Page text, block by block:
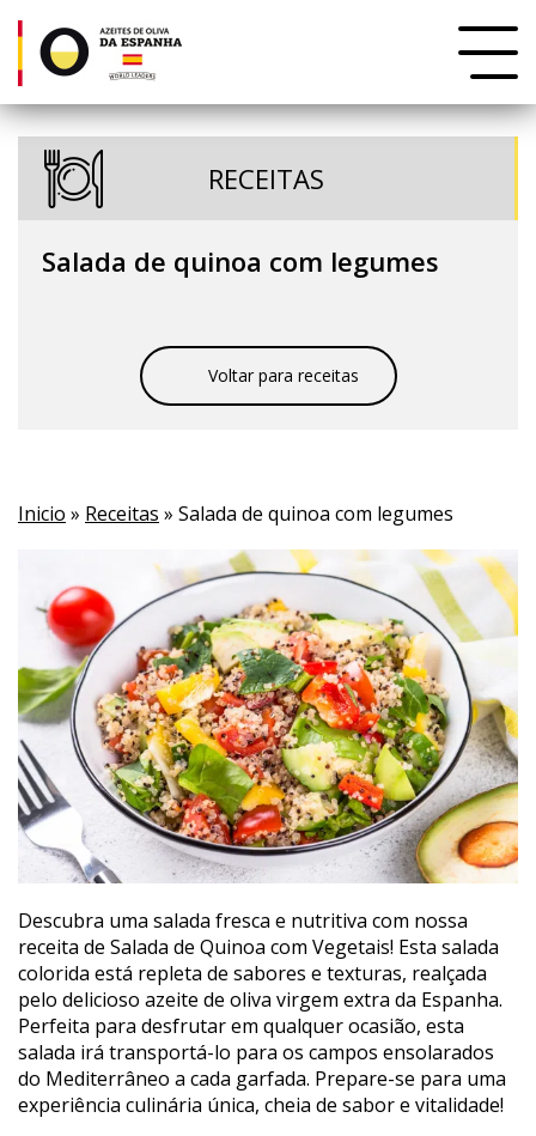
RECEITAS
Salada de quinoa com legumes
Voltar para receitas
Inicio » Receitas » Salada de quinoa com legumes
Descubra uma salada fresca e nutritiva com nossa
receita de Salada de Quinoa com Vegetais! Esta salada
colorida está repleta de sabores e texturas, realçada
pelo delicioso azeite de oliva virgem extra da Espanha.
Perfeita para desfrutar em qualquer ocasião, esta
salada irá transportá-lo para os campos ensolarados
do Mediterrâneo a cada garfada. Prepare-se para uma
experiência culinária única, cheia de sabor e vitalidade!